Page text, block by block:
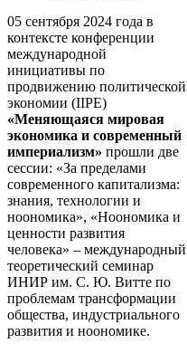
05 сентября 2024 года в
контексте конференции
международной
инициативы по
продвижению политической
экономии (IIPE)
«Меняющаяся мировая
экономика и современный
империализм» прошли две
сессии: «За пределами
современного капитализма:
знания, технологии и
ноономика», «Ноономика и
ценности развития
человека» – международный
теоретический семинар
ИНИР им. С. Ю. Витте по
проблемам трансформации
общества, индустриального
развития и ноономике.